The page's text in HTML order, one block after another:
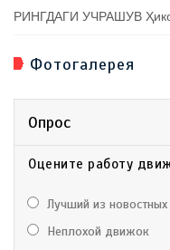
РИНГДАГИ УЧРАШУВ
Фотогалерея
Опрос
Оцените работу
Лучший из новостных
Неплохой движок